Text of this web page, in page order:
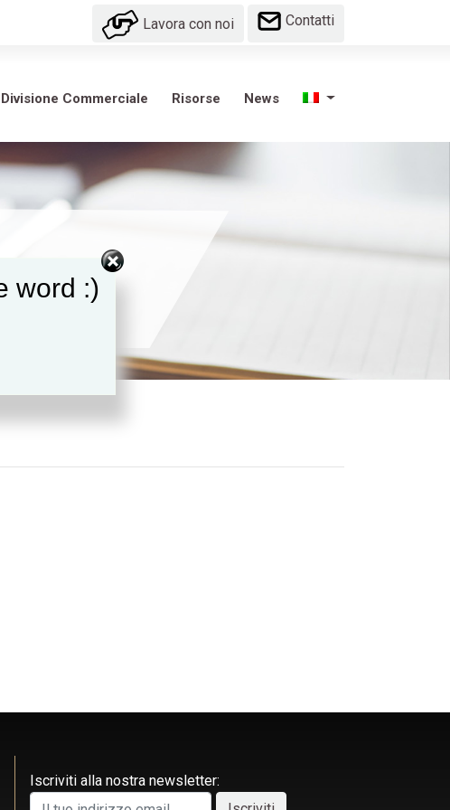
Lavora con noi Contatti
Divisione Commerciale Risorse News
Iscriviti alla nostra newsletter:
word :)